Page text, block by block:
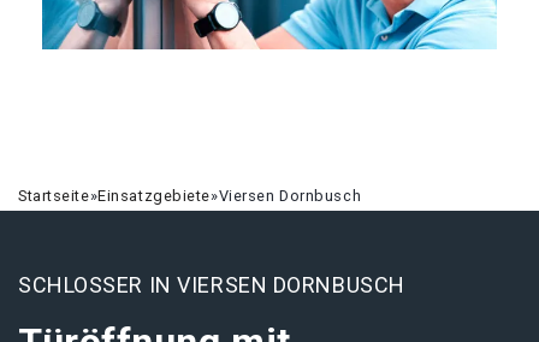
Startseite»Einsatzgebiete»Viersen Dornbusch
SCHLOSSER IN VIERSEN DORNBUSCH